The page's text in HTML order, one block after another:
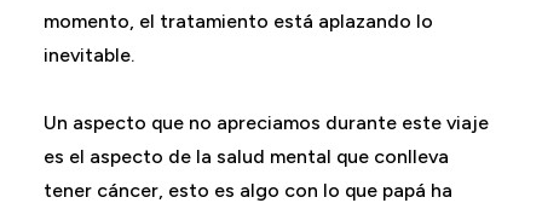
momento, el tratamiento está aplazando lo
inevitable.
Un aspecto que no apreciamos durante este viaje
es el aspecto de la salud mental que conlleva
tener cáncer, esto es algo con lo que papá ha